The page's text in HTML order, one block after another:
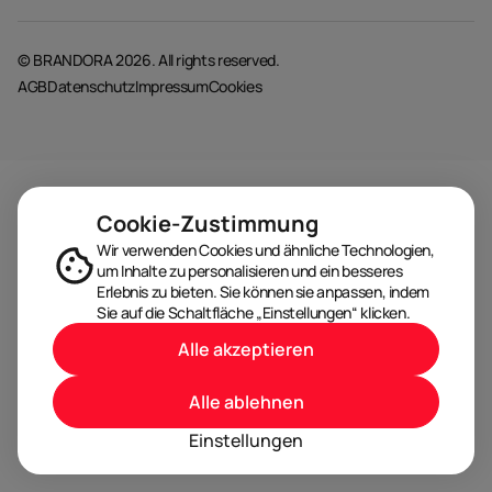
© BRANDORA 2026. All rights reserved.
AGBDatenschutzImpressumCookies
Cookie-Zustimmung
Wir verwenden Cookies und ähnliche Technologien,
um Inhalte zu personalisieren und ein besseres
Erlebnis zu bieten. Sie können sie anpassen, indem
Sie auf die Schaltfläche „Einstellungen“ klicken.
Einstellungen
Alle ablehnen
Alle akzeptieren